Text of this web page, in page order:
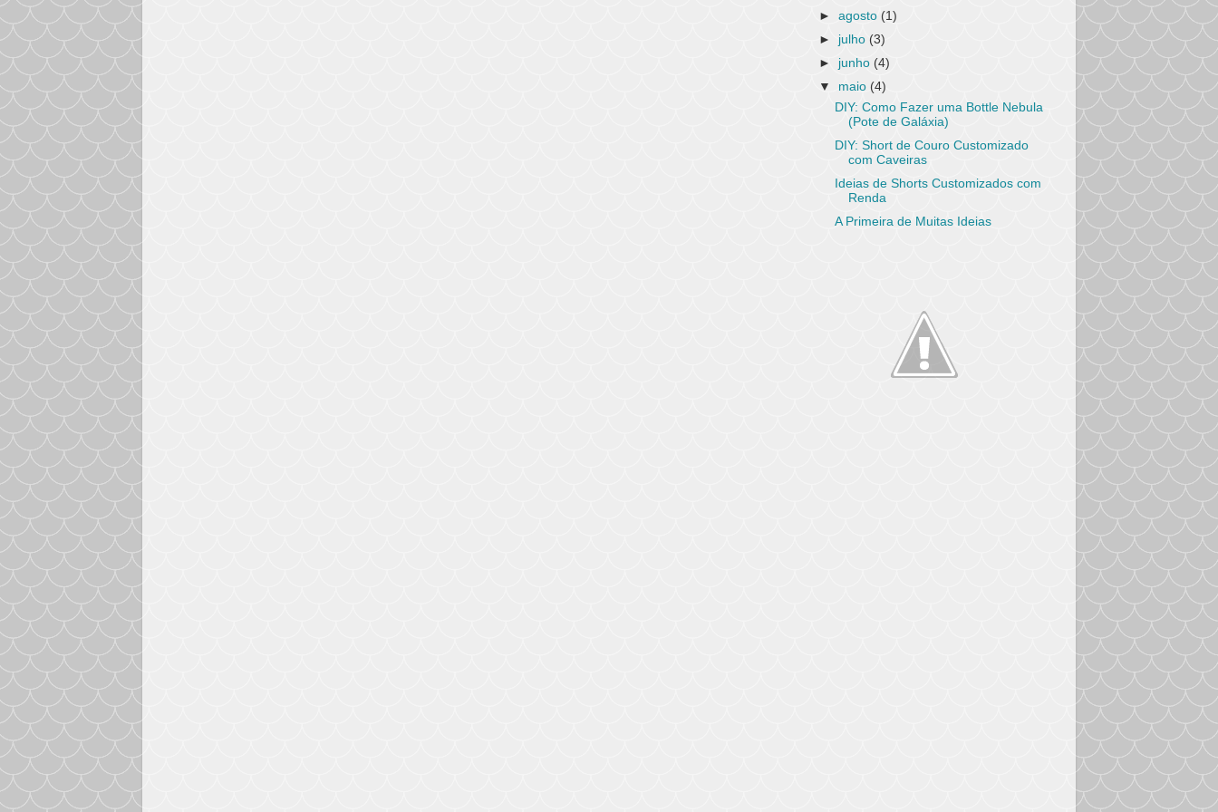
►agosto(1)
► julho(3)
► junho (4)
▼ maio(4)
DIY: Como Fazer uma Bottle Nebula
(Pote de Galáxia)
DIY: Short de Couro Customizado
com Caveiras
Ideias de Shorts Customizados com
Renda
A Primeira de Muitas Ideias